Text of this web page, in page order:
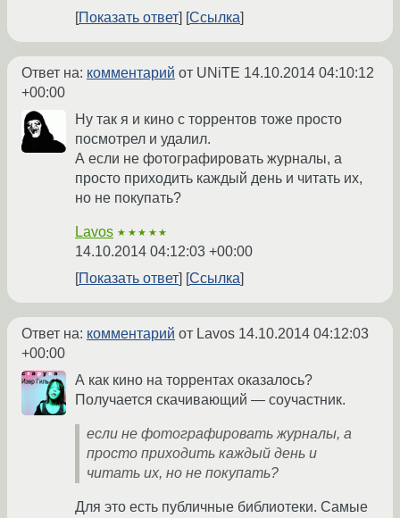
Показать ответ
Ссылка
Ответ на: комментарий от UNiTE 14.10.2014 04:10:12
+00:00
Ну так я и кино с торрентов тоже просто
посмотрел и удалил.
А если не фотографировать журналы, а
просто приходить каждый день и читать их,
но не покупать?
Lavos ★★★★★
14.10.2014 04:12:03 +00:00
Показать ответ
Ссылка
Ответ на: комментарий от Lavos 14.10.2014 04:12:03
+00:00
А как кино на торрентах оказалось?
Получается скачивающий — соучастник.
если не фотографировать журналы, а
просто приходить каждый день и
читать их, но не покупать?
Для это есть публичные библиотеки. Самые